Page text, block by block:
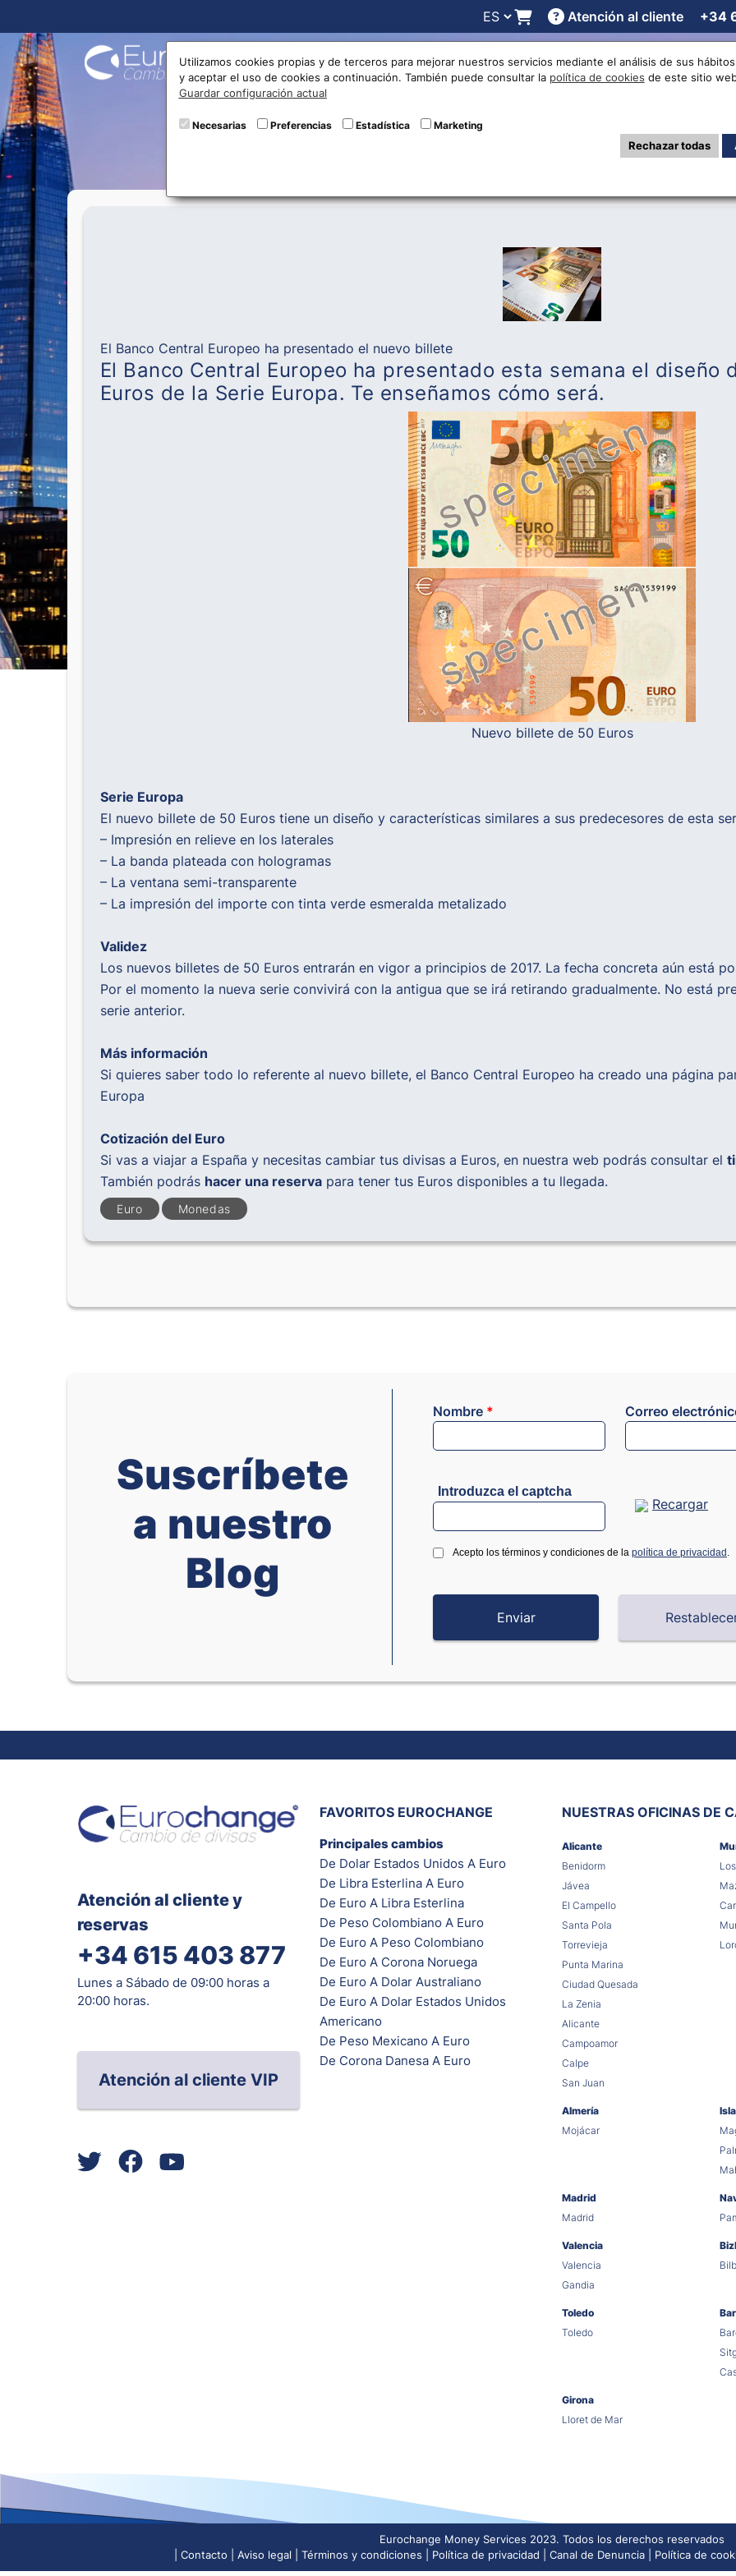
Atención al cliente +34
Compra online Cotizaciones Localizaciones Trabaja con
Nuevo billete de 50
El Banco Central Europeo ha presentado el nuevo billete
El Banco Central Europeo ha presentado esta semana el diseño
Euros de la Serie Europa. Te enseñamos cómo será.
Nuevo billete de 50 Euros
Serie Europa
El nuevo billete de 50 Euros tiene un diseño y características similares a sus predecesores de esta
– Impresión en relieve en los laterales
– La banda plateada con hologramas
– La ventana semi-transparente
– La impresión del importe con tinta verde esmeralda metalizado
Validez
Los nuevos billetes de 50 Euros entrarán en vigor a principios de 2017. La fecha concreta aún está
Por el momento la nueva serie convivirá con la antigua que se irá retirando gradualmente. No está
serie anterior.
Más información
Si quieres saber todo lo referente al nuevo billete, el Banco Central Europeo ha creado una página
Europa
Cotización del Euro
Si vas a viajar a España y necesitas cambiar tus divisas a Euros, en nuestra web podrás consultar el
También podrás hacer una reserva para tener tus Euros disponibles a tu llegada.
Euro Monedas
Suscríbete
a nuestro
Blog
Nombre * Correo
Introduzca el captcha
Recargar
Acepto los términos y condiciones de la política de privacidad .
Atención al cliente y
reservas
+34 615 403 877
Lunes a Sábado de 09:00 horas a
20:00 horas.
Atención al cliente VIP
FAVORITOS EUROCHANGE
Principales cambios
De Dolar Estados Unidos A Euro
De Libra Esterlina A Euro
De Euro A Libra Esterlina
De Peso Colombiano A Euro
De Euro A Peso Colombiano
De Euro A Corona Noruega
De Euro A Dolar Australiano
De Euro A Dolar Estados Unidos
Americano
De Peso Mexicano A Euro
De Corona Danesa A Euro
NUESTRAS OFICINAS DE
Alicante
Benidorm
Jávea
El Campello
Santa Pola
Torrevieja
Punta Marina
Ciudad Quesada
La Zenia
Alicante
Campoamor
Calpe
San Juan
Almería
Mojácar
Madrid
Madrid
Valencia
Valencia
Gandia
Toledo
Toledo
Girona
Lloret de Mar
Eurochange Money Services 2023. Todos los derechos reservados
Contacto
Aviso legal Términos y condiciones Política de privacidad Canal de Denuncia Política de
Utilizamos cookies propias y de terceros para mejorar nuestros servicios mediante el análisis de sus
y aceptar el uso de cookies a continuación. También puede consultar la política de cookies de este sitio
Guardar configuración actual
Necesarias Preferencias Estadística Marketing
Rechazar todas